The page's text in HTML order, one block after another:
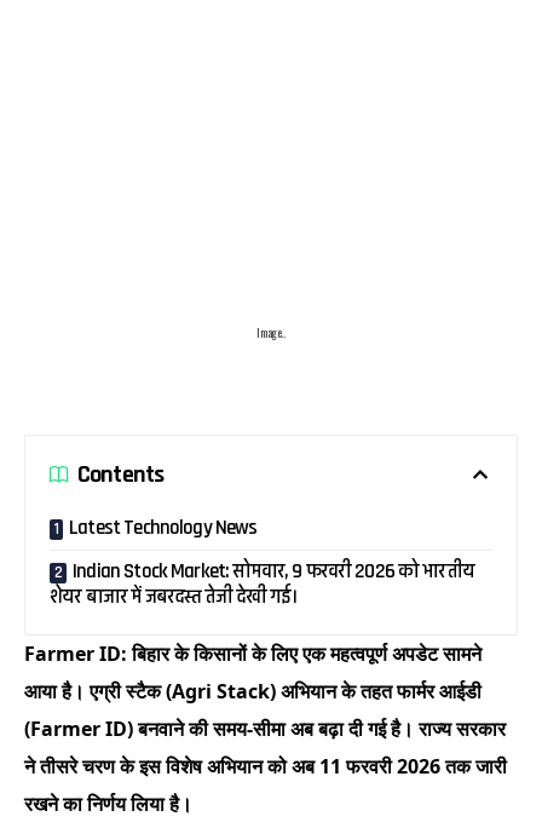
Image..
Contents
Latest Technology News
Indian Stock Market: सोमवार, 9 फरवरी 2026 को भारतीय
शेयर बाजार में जबरदस्त तेजी देखी गई।
Farmer ID: बिहार के किसानों के लिए एक महत्वपूर्ण अपडेट सामने
आया है। एग्री स्टैक (Agri Stack) अभियान के तहत फार्मर आईडी
(Farmer ID) बनवाने की समय-सीमा अब बढ़ा दी गई है। राज्य सरकार
ने तीसरे चरण के इस विशेष अभियान को अब 11 फरवरी 2026 तक जारी
रखने का निर्णय लिया है।